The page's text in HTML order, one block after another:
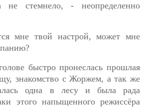
не стемнело, - неопределенно
мне твой настрой, может мне
быстро пронеслась прошлая
знакомство с Жоржем, а так же
одна в лесу и была рада
этого напыщенного режиссёра